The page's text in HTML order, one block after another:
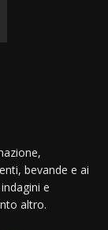
bevande e ai
e
altro.